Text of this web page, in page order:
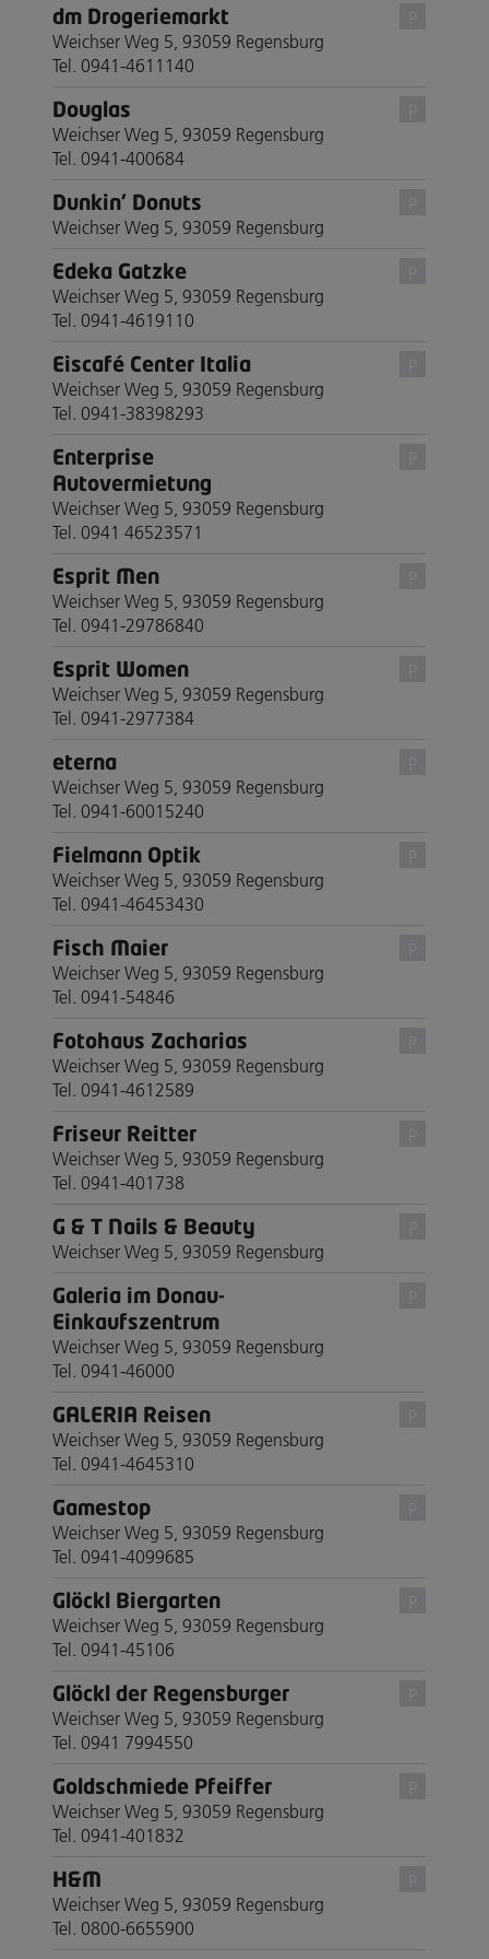
dm Drogeriemarkt
Weichser Weg 5, 93059 Regensburg
Tel. 0941-4611140
Douglas
Weichser Weg 5, 93059 Regensburg
Tel. 0941-400684
Dunkin' Donuts
Weichser Weg 5, 93059 Regensburg
Edeka Gatzke
Weichser Weg 5, 93059 Regensburg
Tel. 0941-4619110
Eiscafé Center Italia
Weichser Weg 5, 93059 Regensburg
Tel. 0941-38398293
Enterprise
Autovermietung
Weichser Weg 5, 93059 Regensburg
Tel. 0941 46523571
Esprit Men
Weichser Weg 5, 93059 Regensburg
Tel. 0941-29786840
Esprit Women
Weichser Weg 5, 93059 Regensburg
Tel. 0941-2977384
eterna
Weichser Weg 5, 93059 Regensburg
Tel. 0941-60015240
Fielmann Optik
Weichser Weg 5, 93059 Regensburg
Tel. 0941-46453430
Fisch Maier
Weichser Weg 5, 93059 Regensburg
Tel. 0941-54846
Fotohaus Zacharias
Weichser Weg 5, 93059 Regensburg
Tel. 0941-4612589
Friseur Reitter
Weichser Weg 5, 93059 Regensburg
Tel. 0941-401738
G & T Nails & Beauty
Weichser Weg 5, 93059 Regensburg
Galeria im Donau-
Einkaufszentrum
Weichser Weg 5, 93059 Regensburg
Tel. 0941-46000
GALERIA Reisen
Weichser Weg 5, 93059 Regensburg
Tel. 0941-4645310
Gamestop
Weichser Weg 5, 93059 Regensburg
Tel. 0941-4099685
Glöckl Biergarten
Weichser Weg 5, 93059 Regensburg
Tel. 0941-45106
Glöckl der Regensburger
Weichser Weg 5, 93059 Regensburg
Tel. 0941 7994550
Goldschmiede Pfeiffer
Weichser Weg 5, 93059 Regensburg
Tel. 0941-401832
H&M
Weichser Weg 5, 93059 Regensburg
Tel. 0800-6655900